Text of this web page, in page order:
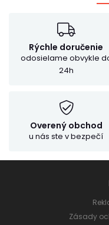
Rýchle doručenie
odosielame obvykle
24h
Overený obchod
u nás ste v bezpečí
Zásady